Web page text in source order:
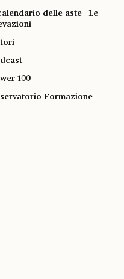
delle aste | Le
100
Formazione